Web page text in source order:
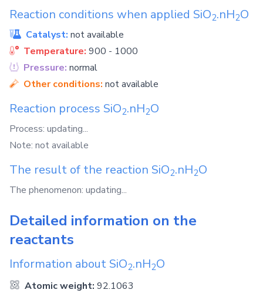
Reaction conditions when applied SiO2.nH2O
Catalyst: not available
Temperature: 900 - 1000
Pressure: normal
Other conditions: not available
Reaction process SiO2.nH2O
Process: updating...
Note: not available
The result of the reaction SiO2.nH2O
The phenomenon: updating...
Detailed information on the
reactants
Information about SiO2.nH2O
Atomic weight: 92.1063